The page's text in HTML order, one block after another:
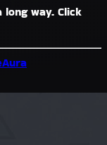
way. Click